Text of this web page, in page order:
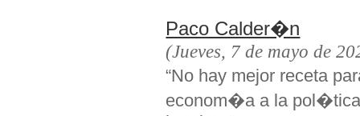
Paco Calder�n
(Jueves, 7 de mayo de
“No hay mejor receta
econom�a a la